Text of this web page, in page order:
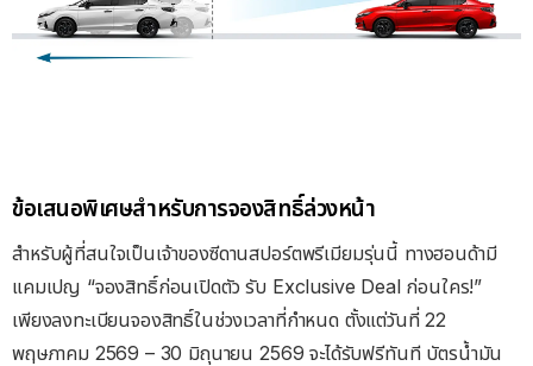
ข้อเสนอพิเศษสำหรับการจองสิทธิ์ล่วงหน้า
สำหรับผู้ที่สนใจเป็นเจ้าของซีดานสปอร์ตพรีเมียมรุ่นนี้ ทางฮอนด้ามี
แคมเปญ “จองสิทธิ์ก่อนเปิดตัว รับ Exclusive Deal ก่อนใคร!”
เพียงลงทะเบียนจองสิทธิ์ในช่วงเวลาที่กำหนด ตั้งแต่วันที่ 22
พฤษภาคม 2569 – 30 มิถุนายน 2569 จะได้รับฟรีทันที บัตรน้ำมัน